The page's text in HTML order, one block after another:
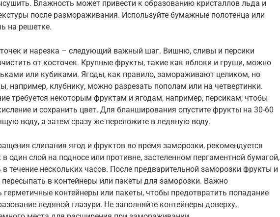
Влажность может привести к образованию кристаллов льда и
после размораживания. Используйте бумажные полотенца или
на решетке.
и нарезка – следующий важный шаг. Вишню, сливы и персики
от косточек. Крупные фрукты, такие как яблоки и груши, можно
или кубиками. Ягоды, как правило, замораживают целиком, но
например, клубнику, можно разрезать пополам или на четвертинки.
требуется некоторым фруктам и ягодам, например, персикам, чтобы
и сохранить цвет. Для бланширования опустите фрукты на 30-60
воду, а затем сразу же переложите в ледяную воду.
слипания ягод и фруктов во время заморозки, рекомендуется
один слой на подносе или противне, застеленном пергаментной бумагой,
в течение нескольких часов. После предварительной заморозки фрукты и
в контейнеры или пакеты для заморозки. Важно
герметичные контейнеры или пакеты, чтобы предотвратить попадание
ледяной глазури. Не заполняйте контейнеры доверху,